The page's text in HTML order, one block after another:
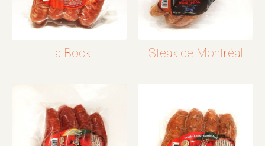
La Bock Steak de Montréal